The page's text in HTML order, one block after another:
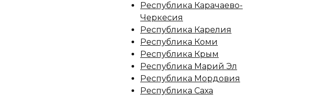
Республика Карачаево-
Черкесия
Республика Карелия
Республика Коми
Республика Крым
Республика Марий Эл
Республика Мордовия
Республика Саха